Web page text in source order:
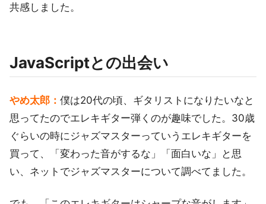
共感しました。
JavaScriptとの出会い
やめ太郎： 僕は20代の頃、ギタリストになりたいなと
思ってたのでエレキギター弾くのが趣味でした。30歳
ぐらいの時にジャズマスターっていうエレキギターを
買って、「変わった音がするな」「面白いな」と思
い、ネットでジャズマスターについて調べてました。